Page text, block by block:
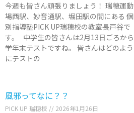
今週も皆さん頑張りましょう！ 瑞穂運動
場西駅、妙音通駅、堀田駅の間にある 個
別指導塾PICK UP瑞穂校の教室長戸谷で
す。 中学生の皆さんは2月13日ごろから
学年末テストですね。 皆さんはどのよう
にテストの
風邪ってなに？？
PICK UP 瑞穂校 2026年1月26日